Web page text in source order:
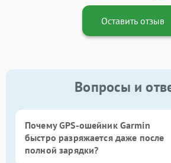
Оставить отзыв
Вопросы и
Почему GPS-ошейник Garmin
быстро разряжается даже после
полной зарядки?